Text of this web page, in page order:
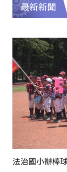
最新新聞
法治國小辦棒